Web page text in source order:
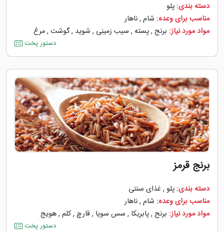
دسته بندی: پلو
مناسب برای وعده: شام ,ناهار
مواد مورد نیاز: برنج ,پسته , سیب زمینی , شوید ,گوشت ,مرغ
دستور پخت
برنج قرمز
دسته بندی: پلو , غذای سنتی
مناسب برای وعده: شام ,ناهار
مواد مورد نیاز: برنج ,پابریکا , سس سویا ,قارچ ,کلم ,هویج
دستور پخت